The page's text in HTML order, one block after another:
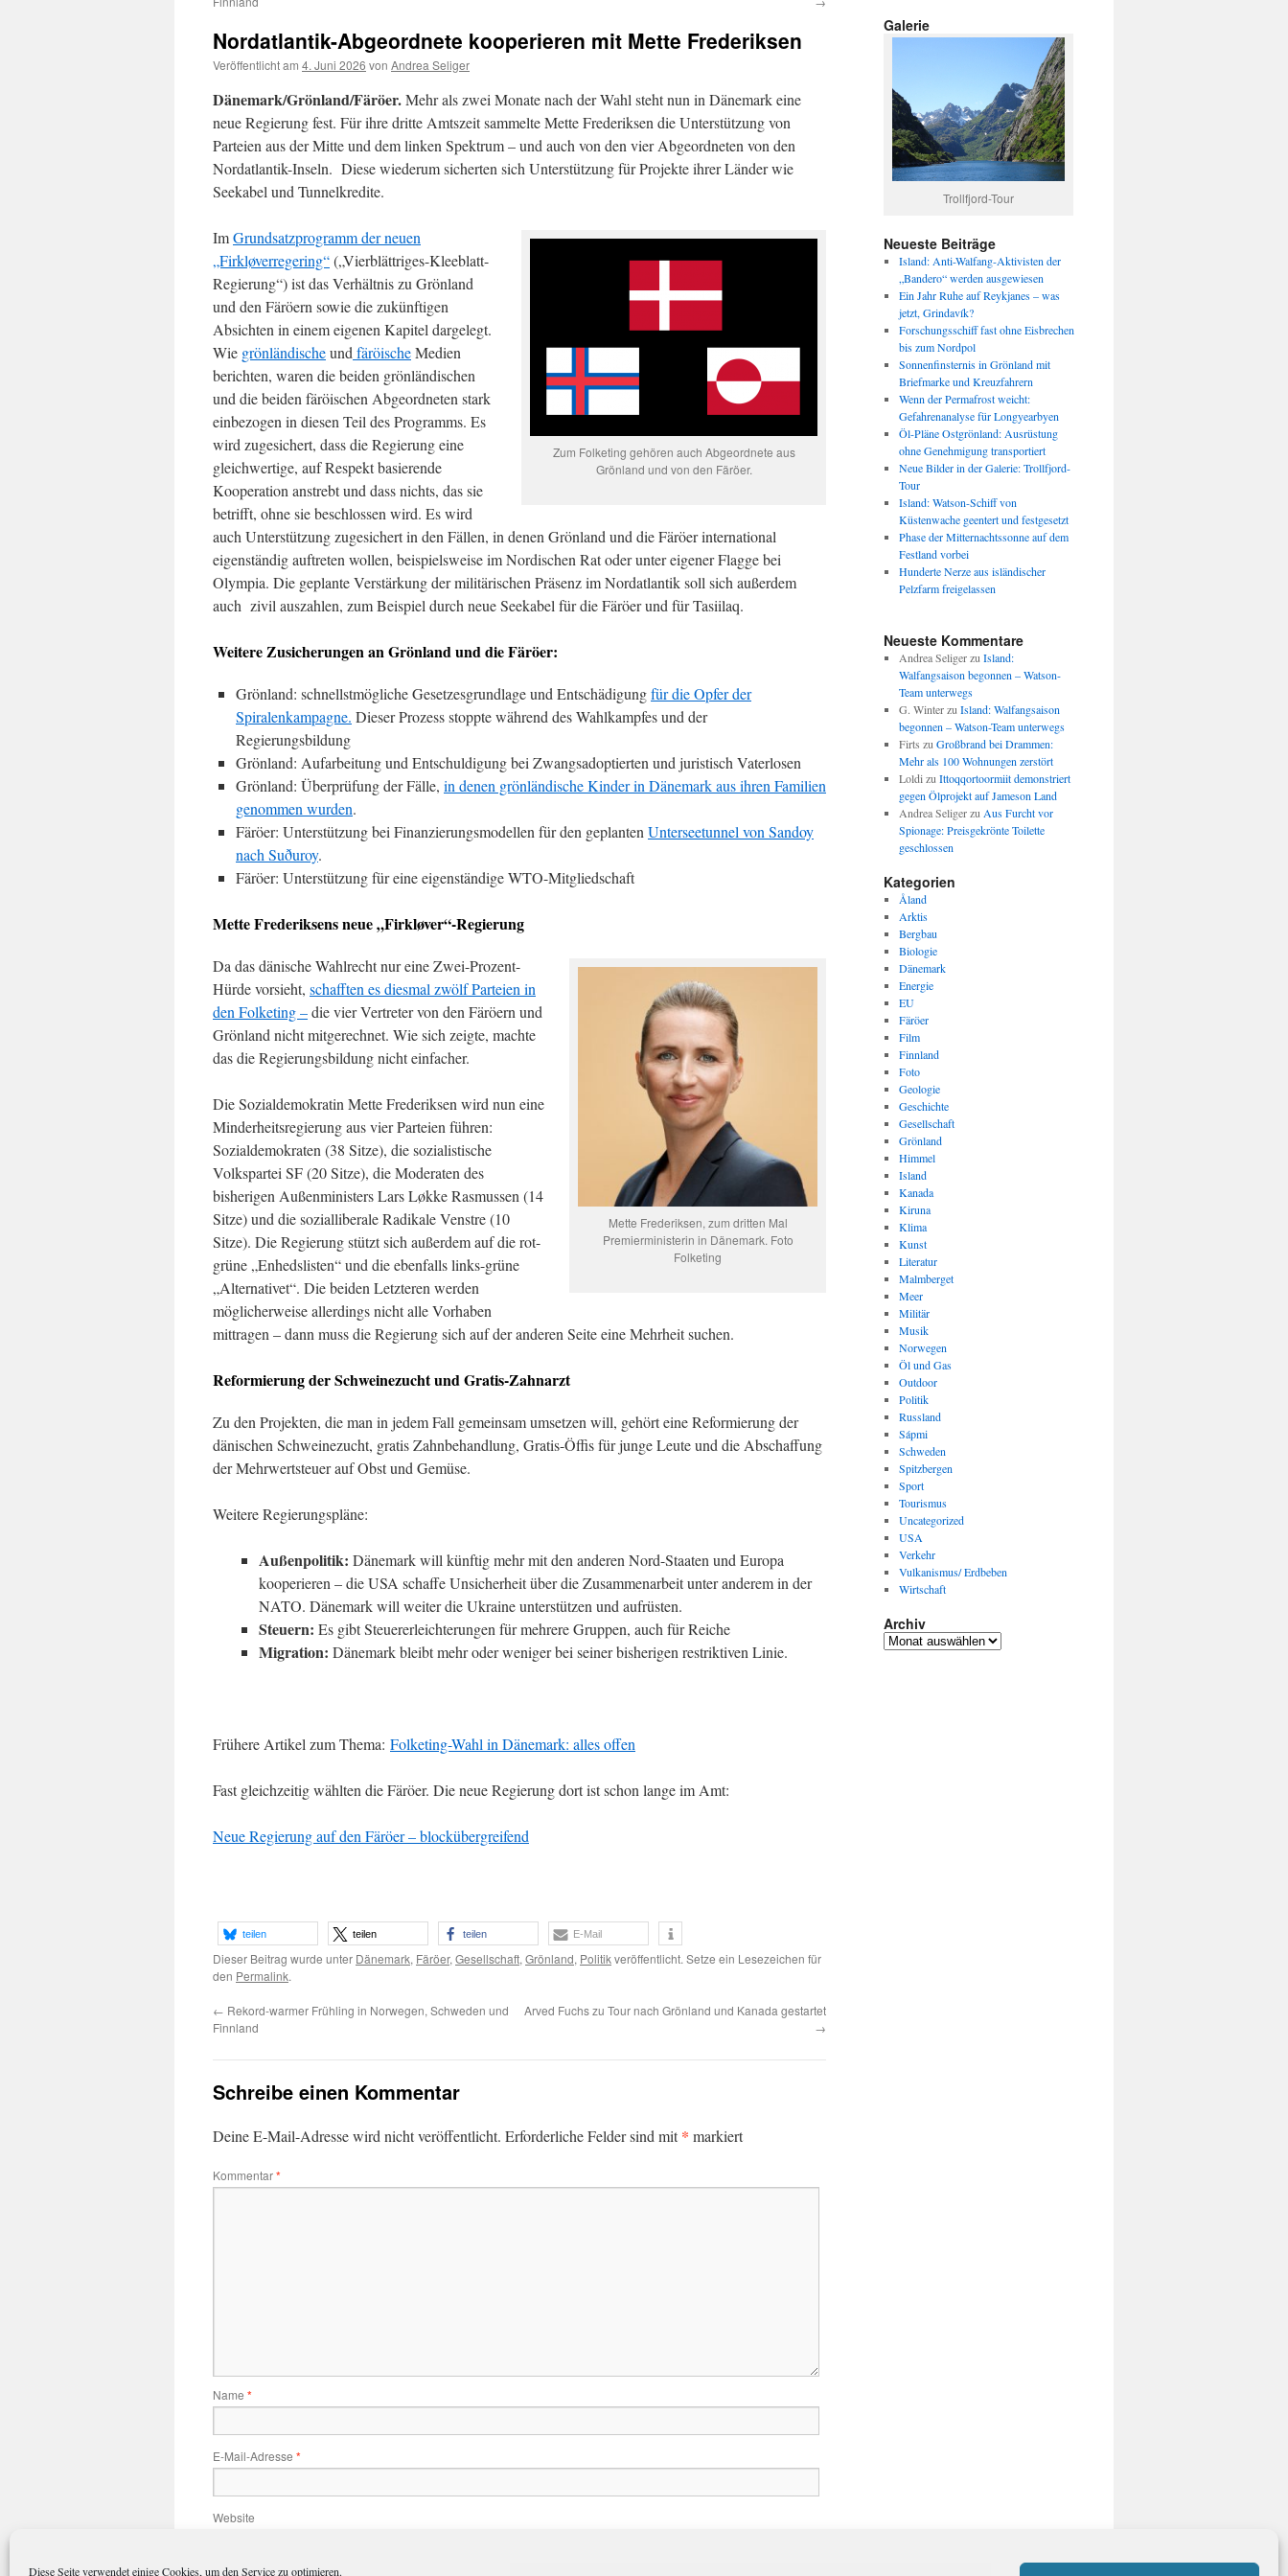
Diese Seite verwendet einige Cookies, um den Service zu optimieren.
Nordatlantik-Abgeordnete kooperieren mit Mette Frederiksen
Veröffentlicht am 4. Juni 2026 von Andrea Seliger
Dänemark/Grönland/Färöer.Mehr als zwei Monate nach der Wahl steht nun in Dänemark eine
neue Regierung fest. Für ihre dritte Amtszeit sammelte Mette Frederiksen die Unterstützung von
Parteien aus der Mitte und dem linken Spektrum – und auch von den vier Abgeordneten von den
Nordatlantik-Inseln. Diese wiederum sicherten sich Unterstützung für Projekte ihrer Länder wie
Seekabel und Tunnelkredite.
Zum Folketing gehören auch Abgeordnete aus
Grönland und von den Färöer.
ImGrundsatzprogramm der neuen
„Firkløverregering“(„Vierblättriges-Kleeblatt-
Regierung“) ist das Verhältnis zu Grönland
und den Färöern sowie die zukünftigen
Absichten in einem eigenen Kapitel dargelegt.
Wie grönländischeund färöischeMedien
berichten, waren die beiden grönländischen
und die beiden färöischen Abgeordneten stark
einbezogen in diesen Teil des Programms. Es
wird zugesichert, dass die Regierung eine
gleichwertige, auf Respekt basierende
Kooperation anstrebt und dass nichts, das sie
betrifft, ohne sie beschlossen wird. Es wird
auch Unterstützung zugesichert in den Fällen, in denen Grönland und die Färöer international
eigenständig auftreten wollen, beispielsweise im Nordischen Rat oder unter eigener Flagge bei
Olympia. Die geplante Verstärkung der militärischen Präsenz im Nordatlantik soll sich außerdem
auch zivil auszahlen, zum Beispiel durch neue Seekabel für die Färöer und für Tasiilaq.
Weitere Zusicherungen an Grönland und die Färöer:
Grönland: schnellstmögliche Gesetzesgrundlage und Entschädigungfür die Opfer der
Spiralenkampagne. Dieser Prozess stoppte während des Wahlkampfes und der
Regierungsbildung
Grönland: Aufarbeitung und Entschuldigung bei Zwangsadoptierten und juristisch Vaterlosen
Grönland: Überprüfung der Fälle, in denen grönländische Kinder in Dänemark aus ihren Familien
genommen wurden.
Färöer: Unterstützung bei Finanzierungsmodellen für den geplanten Unterseetunnel von Sandoy
nach Suðuroy.
Färöer: Unterstützung für eine eigenständige WTO-Mitgliedschaft
Mette Frederiksens neue „Firkløver“-Regierung
Mette Frederiksen, zum dritten Mal
Premierministerin in Dänemark. Foto
Folketing
Da das dänische Wahlrecht nur eine Zwei-Prozent-
Hürde vorsieht, schafften es diesmal zwölf Parteien in
den Folketing –die vier Vertreter von den Färöern und
Grönland nicht mitgerechnet. Wie sich zeigte, machte
das die Regierungsbildung nicht einfacher.
Die Sozialdemokratin Mette Frederiksen wird nun eine
Minderheitsregierung aus vier Parteien führen:
Sozialdemokraten (38 Sitze), die sozialistische
Volkspartei SF (20 Sitze), die Moderaten des
bisherigen Außenministers Lars Løkke Rasmussen (14
Sitze) und die sozialliberale Radikale Venstre (10
Sitze). Die Regierung stützt sich außerdem auf die rot-
grüne „Enhedslisten“ und die ebenfalls links-grüne
„Alternativet“. Die beiden Letzteren werden
möglicherweise allerdings nicht alle Vorhaben
mittragen – dann muss die Regierung sich auf der anderen Seite eine Mehrheit suchen.
Reformierung der Schweinezucht und Gratis-Zahnarzt
Zu den Projekten, die man in jedem Fall gemeinsam umsetzen will, gehört eine Reformierung der
dänischen Schweinezucht, gratis Zahnbehandlung, Gratis-Öffis für junge Leute und die Abschaffung
der Mehrwertsteuer auf Obst und Gemüse.
Weitere Regierungspläne:
Außenpolitik: Dänemark will künftig mehr mit den anderen Nord-Staaten und Europa
kooperieren – die USA schaffe Unsicherheit über die Zusammenarbeit unter anderem in der
NATO. Dänemark will weiter die Ukraine unterstützen und aufrüsten.
Steuern: Es gibt Steuererleichterungen für mehrere Gruppen, auch für Reiche
Migration: Dänemark bleibt mehr oder weniger bei seiner bisherigen restriktiven Linie.
Frühere Artikel zum Thema: Folketing-Wahl in Dänemark: alles offen
Fast gleichzeitig wählten die Färöer. Die neue Regierung dort ist schon lange im Amt:
Neue Regierung auf den Färöer – blockübergreifend
teilen teilen teilen E-Mail
Dieser Beitrag wurde unter Dänemark, Färöer, Gesellschaft, Grönland, Politikveröffentlicht. Setze ein Lesezeichen für
den Permalink.
← Rekord-warmer Frühling in Norwegen, Schweden und
Finnland
Arved Fuchs zu Tour nach Grönland und Kanada gestartet
→
Schreibe einen Kommentar
Deine E-Mail-Adresse wird nicht veröffentlicht. Erforderliche Felder sind mit* markiert
Kommentar*
Name *
E-Mail-Adresse *
Website
Galerie
Trollfjord-Tour
Neueste Beiträge
Island: Anti-Walfang-Aktivisten der
„Bandero“ werden ausgewiesen
Ein Jahr Ruhe auf Reykjanes – was
jetzt, Grindavík?
Forschungsschiff fast ohne Eisbrechen
bis zum Nordpol
Sonnenfinsternis in Grönland mit
Briefmarke und Kreuzfahrern
Wenn der Permafrost weicht:
Gefahrenanalyse für Longyearbyen
Öl-Pläne Ostgrönland: Ausrüstung
ohne Genehmigung transportiert
Neue Bilder in der Galerie: Trollfjord-
Tour
Island: Watson-Schiff von
Küstenwache geentert und festgesetzt
Phase der Mitternachtssonne auf dem
Festland vorbei
Hunderte Nerze aus isländischer
Pelzfarm freigelassen
Neueste Kommentare
Andrea Seligerzu Island:
Walfangsaison begonnen – Watson-
Team unterwegs
G. Winterzu Island: Walfangsaison
begonnen – Watson-Team unterwegs
Firts zu Großbrand bei Drammen:
Mehr als 100 Wohnungen zerstört
Loldi zu Ittoqqortoormiit demonstriert
gegen Ölprojekt auf Jameson Land
Andrea Seligerzu Aus Furcht vor
Spionage: Preisgekrönte Toilette
geschlossen
Kategorien
Åland
Arktis
Bergbau
Biologie
Dänemark
Energie
EU
Färöer
Film
Finnland
Foto
Geologie
Geschichte
Gesellschaft
Grönland
Himmel
Island
Kanada
Kiruna
Klima
Kunst
Literatur
Malmberget
Meer
Militär
Musik
Norwegen
Öl und Gas
Outdoor
Politik
Russland
Sápmi
Schweden
Spitzbergen
Sport
Tourismus
Uncategorized
USA
Verkehr
Vulkanismus/ Erdbeben
Wirtschaft
Archiv
Archiv